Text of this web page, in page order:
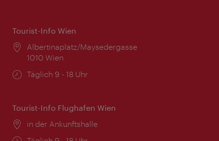
Tourist-Info Wien
Ort:
Albertinaplatz/Maysedergasse
1010 Wien
Öffnungszeiten:
Täglich 9 - 18 Uhr
Tourist-Info Flughafen Wien
Ort:
in der Ankunftshalle